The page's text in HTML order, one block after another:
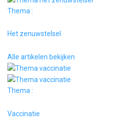
Thema :
Het zenuwstelsel
Alle artikelen bekijken
Thema :
Vaccinatie